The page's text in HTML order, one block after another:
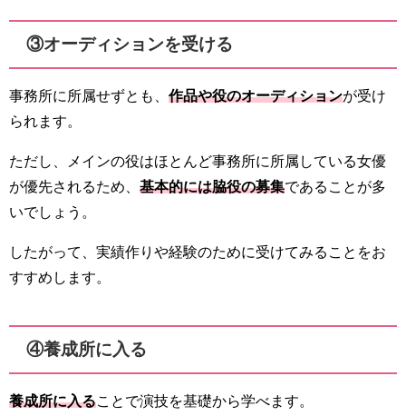
③オーディションを受ける
事務所に所属せずとも、 作品や役のオーディションが受け
られます。
ただし、メインの役はほとんど事務所に所属している女優
が優先されるため、 基本的には脇役の募集であることが多
いでしょう。
したがって、実績作りや経験のために受けてみることをお
すすめします。
④養成所に入る
養成所に入る ことで演技を基礎から学べます。